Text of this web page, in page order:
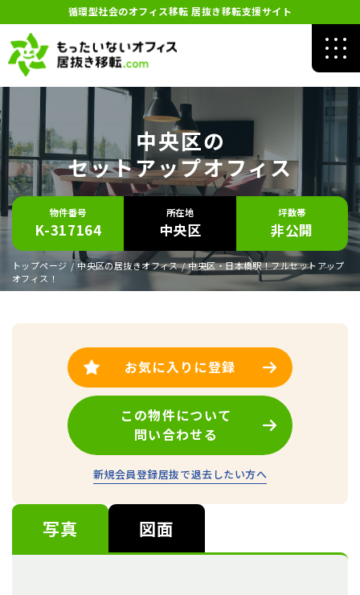
循環型社会のオフィス移転 居抜き移転支援サイト
中央区の
セットアップオフィス
物件番号
K-317164
所在地
中央区
坪数帯
非公開
トップページ / 中央区の居抜きオフィス / 中央区・日本橋駅！フルセットアップ
オフィス！
写真 図面
お気に入りに登録
この物件について
問い合わせる
新規会員登録居抜で退去したい方へ